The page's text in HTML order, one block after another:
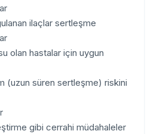
uygulanan ilaçlar sertleşme
olan hastalar için uygun
(uzun süren sertleşme) riskini
yerleştirme gibi cerrahi müdahaleler